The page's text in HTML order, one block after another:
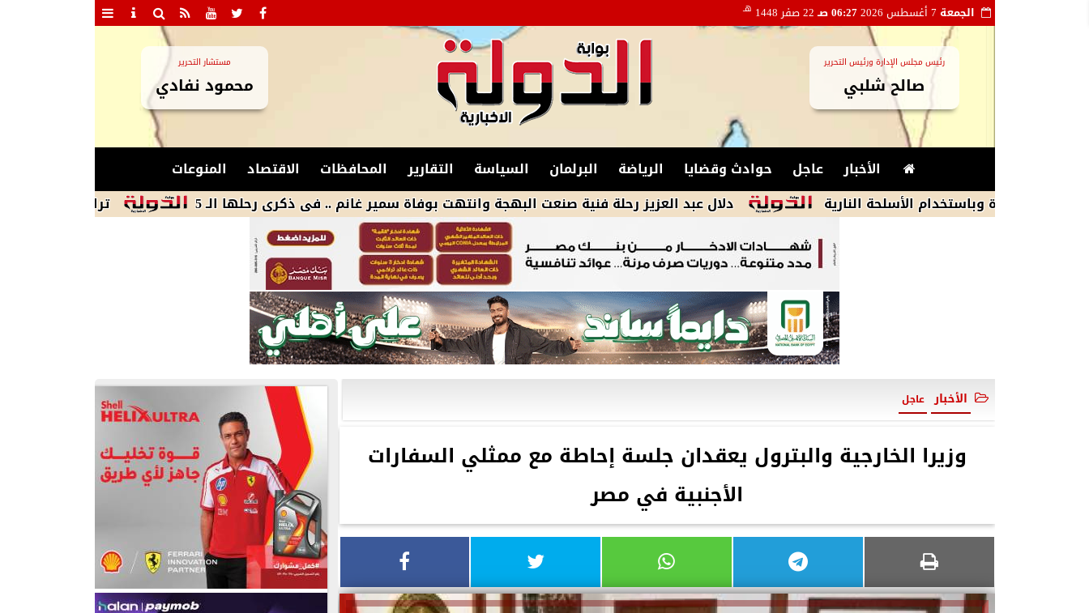
الجمعة 06:27 صـ 22 صفر 1448 هـ
رئيس مجلس الإدارة ورئيس التحرير
صالح شلبي
مستشار التحرير
محمود نفادي
الأخبار عاجل حوادث وقضايا الرياضة البرلمان السياسة التقارير المحافظات الاقتصاد
المنوعات
ترامب يوقع أمرين تنفيذيين
دلال عبد العزيز رحلة فنية صنعت البهجة وانتهت بوفاة سمير غانم .. فى ذكرى رحلها الـ 5 وباستخدام الأسلحة النارية
الأخبار عاجل
وزيرا الخارجية والبترول يعقدان جلسة إحاطة مع ممثلي السفارات
الأجنبية في مصر